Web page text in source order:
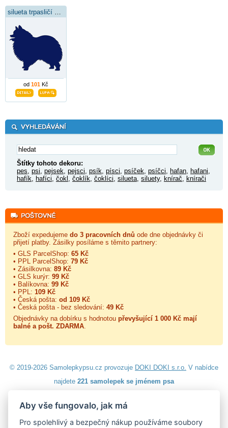
od 101 Kč
Štítky tohoto dekoru:
pes psi pejsek pejsci psík písci psíček psíčci hafan hafani
hafík hafíci čokl čoklík čoklíci silueta siluety, knírač knírači
Zboží expedujeme do 3 pracovních dnů ode dne objednávky či
přijetí platby. Zásilky posíláme s těmito partnery:
• GLS ParcelShop: 65 Kč
• PPL ParcelShop: 79 Kč
• Zásilkovna: 89 Kč
• GLS kurýr: 99 Kč
• Balíkovna: 99 Kč
• PPL: 109 Kč
• Česká pošta: od 109 Kč
• Česká pošta - bez sledování: 49 Kč
Objednávky na dobírku s hodnotou převyšující 1 000 Kč mají
balné a pošt. ZDARMA
© 2019-2026 Samolepkypsu.cz provozuje DOKI DOKI s.r.o. V nabídce
najdete 221 samolepek se jménem psa
Návod k lepení|Návod na odstranění samolepek
podmínky|Ochrana osobních údajů Cookies |Reklamační řád
Aby vše fungovalo, jak má
Pro spolehlivý a bezpečný nákup používáme soubory